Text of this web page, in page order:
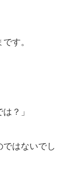
す。
？」
はないでし